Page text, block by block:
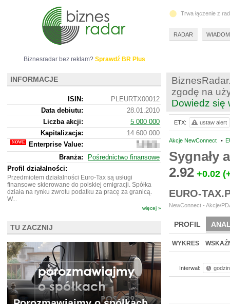
zgodę na
Dowiedz się
Akcje NewConnect •
Sygnały
2.92 +0.02
EURO-
NewConnect - Akcje/
PROFIL
BR LAB
WYKRES
Interwał:
ETX: ustaw alert
Biznesradar bez reklam? Sprawdź BR Plus
INFORMACJE
ISIN:
PLEURTX00012
Data debiutu:
28.01.2010
Liczba akcji:
5 000 000
Kapitalizacja:
14 600 000
Enterprise Value:
-995
000
Branża:
Pośrednictwo finansowe
Profil działalności:
Przedmiotem działalności Euro-Tax są usługi
finansowe skierowane do polskiej emigracji. Spółka
działa na rynku zwrotu podatku za pracę za granicą.
W...
więcej »
TU ZACZNIJ
Trwa łączenie z
RADAR